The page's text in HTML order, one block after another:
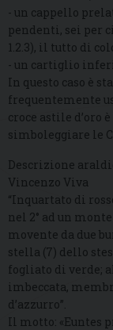
- un cappello
pendenti, sei per
1.2.3), il tutto di
- un cartiglio
In questo caso è
frequentemente
croce astile d’oro
simboleggiare le
Descrizione
Vincenzo Viva
“Inquartato di
nel 2° ad un
movente da due
stella (7) dello
fogliato di verde;
imbeccata,
d’azzurro”.
Il motto: «Euntes